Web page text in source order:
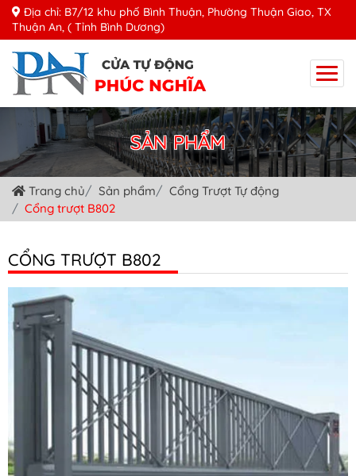
Địa chỉ: B7/12 khu phố Bình Thuận, Phường Thuận Giao, TX
Thuận An, ( Tỉnh Bình Dương)
SẢN PHẨM
Trang chủ Sản phẩm
Cổng Trượt Tự động
Cổng trượt B802
CỔNG TRƯỢT B802